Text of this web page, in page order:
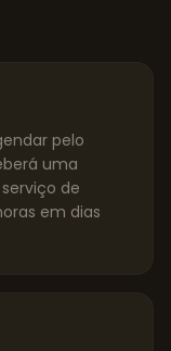
pelo
uma
de
em dias